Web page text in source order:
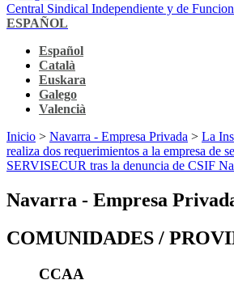
Central Sindical Independiente y de
ESPAÑOL
Español
Català
Euskara
Galego
Valencià
Inicio > Navarra - Empresa Privada > La
realiza dos requerimientos a la empresa de
SERVISECUR tras la denuncia de CSIF
Navarra - Empresa
COMUNIDADES /
CCAA